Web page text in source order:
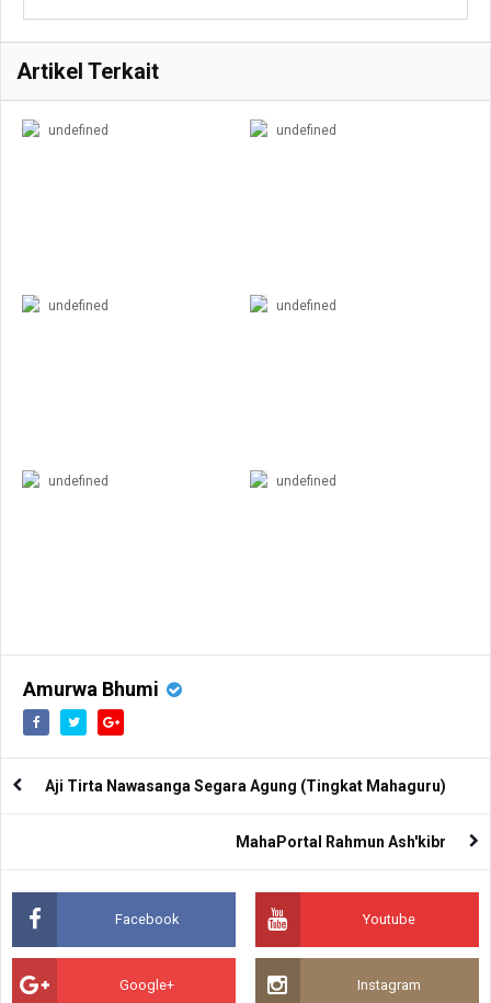
Artikel Terkait
undefined undefined
undefined undefined
undefined undefined
Amurwa Bhumi
Aji Tirta Nawasanga Segara Agung (Tingkat Mahaguru)
MahaPortal Rahmun Ash'kibr
Facebook Youtube
Google+ Instagram